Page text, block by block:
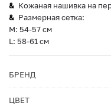
Кожаная нашивка на
Размерная сетка:
M: 54-57 см
L: 58-61 см
БРЕНД
ЦВЕТ